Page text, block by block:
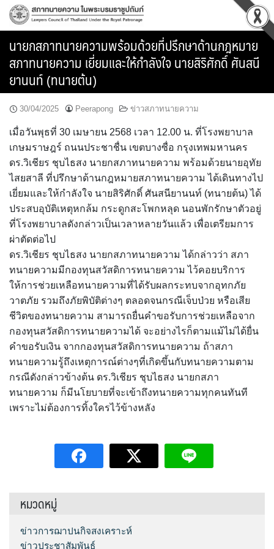
Skip
นายกสภาทนายความพร้อมด้วยที่ปรึกษาด้านกฎหมาย
สภาทนายความ เยี่ยมและให้กำลังใจ นายสิริศักดิ์ ศันสนี
ยานนท์ (ทนายต้น)
30/04/2025 Peerapong ข่าวสภาทนายความ
เมื่อวันพุธที่ 30 เมษายน 2568 เวลา 12.00 น. ที่โรงพยาบาล
เกษมราษฎร์ ถนนประชาชื่น เขตบางซื่อ กรุงเทพมหานคร
ดร.วิเชียร ชุบไธสง นายกสภาทนายความ พร้อมด้วยนายอุทัย
ไสยสาลี ที่ปรึกษาด้านกฎหมายสภาทนายความ ได้เดินทางไป
เยี่ยมและให้กำลังใจ นายสิริศักดิ์ ศันสนียานนท์ (ทนายต้น) ได้
ประสบอุบัติเหตุหกล้ม กระดูกสะโพกหลุด นอนพักรักษาตัวอยู่
ที่โรงพยาบาลดังกล่าวเป็นเวลาหลายวันแล้ว เพื่อเตรียมการ
ผ่าตัดต่อไป
ดร.วิเชียร ชุบไธสง นายกสภาทนายความ ได้กล่าวว่า สภา
ทนายความมีกองทุนสวัสดิการทนายความ ไว้คอยบริการ
ให้การช่วยเหลือทนายความที่ได้รับผลกระทบจากอุทกภัย
วาตภัย รวมถึงภัยพิบัติต่างๆ ตลอดจนกรณีเจ็บป่วย หรือเสีย
ชีวิตของทนายความ สามารถยื่นคำขอรับการช่วยเหลือจาก
กองทุนสวัสดิการทนายความได้ จะอย่างไรก็ตามแม้ไม่ได้ยื่น
คำขอรับเงิน จากกองทุนสวัสดิการทนายความ ถ้าสภา
ทนายความรู้ถึงเหตุการณ์ต่างๆที่เกิดขึ้นกับทนายความตาม
กรณีดังกล่าวข้างต้น ดร.วิเชียร ชุบไธสง นายกสภา
ทนายความ ก็มีนโยบายที่จะเข้าถึงทนายความทุกคนทันที
เพราะไม่ต้องการทิ้งใครไว้ข้างหลัง
หมวดหมู่
ข่าวการฌาปนกิจสงเคราะห์
ข่าวประชาสัมพันธ์